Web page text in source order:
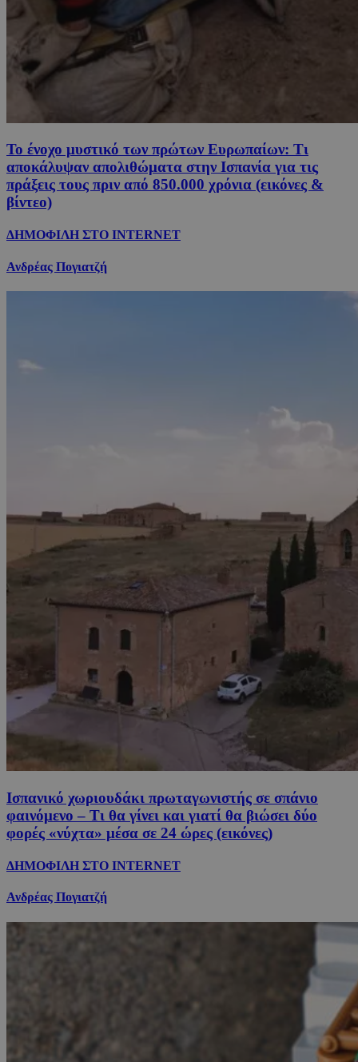
Το ένοχο μυστικό των πρώτων Ευρωπαίων: Τι
αποκάλυψαν απολιθώματα στην Ισπανία για τις
πράξεις τους πριν από 850.000 χρόνια (εικόνες &
βίντεο)
ΔΗΜΟΦΙΛΗ ΣΤΟ INTERNET
Ανδρέας Πογιατζή
Ισπανικό χωριουδάκι πρωταγωνιστής σε σπάνιο
φαινόμενο – Τι θα γίνει και γιατί θα βιώσει δύο
φορές «νύχτα» μέσα σε 24 ώρες (εικόνες)
ΔΗΜΟΦΙΛΗ ΣΤΟ INTERNET
Ανδρέας Πογιατζή